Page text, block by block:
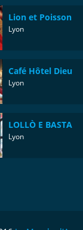
Lion et Poisson
Lyon
Café Hôtel Dieu
Lyon
LOLLÒ E BASTA
Lyon